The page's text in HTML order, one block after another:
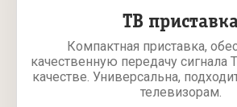
ТВ
Компактная приставка,
качественную передачу сигнала
качестве. Универсальна,
телевизорам.